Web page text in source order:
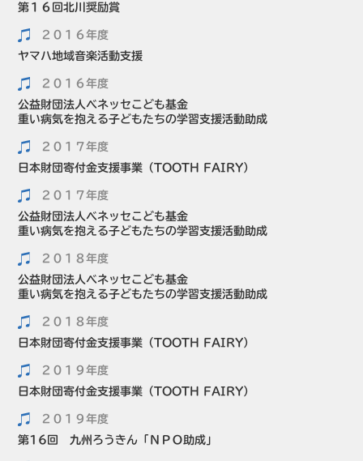
第１６回北川奨励賞
２０１６年度
ヤマハ地域音楽活動支援
２０１６年度
公益財団法人ベネッセこども基金
重い病気を抱える子どもたちの学習支援活動助成
２０１７年度
日本財団寄付金支援事業（TOOTH FAIRY）
２０１７年度
公益財団法人ベネッセこども基金
重い病気を抱える子どもたちの学習支援活動助成
２０１８年度
公益財団法人ベネッセこども基金
重い病気を抱える子どもたちの学習支援活動助成
２０１８年度
日本財団寄付金支援事業（TOOTH FAIRY）
２０１９年度
日本財団寄付金支援事業（TOOTH FAIRY）
２０１９年度
第16回 九州ろうきん「ＮＰＯ助成」